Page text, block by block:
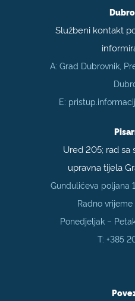
Službeni kontakt
A: Grad Dubrovnik,
E:
Ured 205; rad sa
upravna tijela
Gundulićeva poljana
Radno
Ponedjeljak –
T: +385